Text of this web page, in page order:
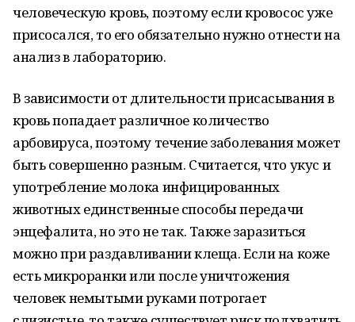
человеческую кровь, поэтому если кровосос уже
присосался, то его обязательно нужно отнести на
анализ в лабораторию.
В зависимости от длительности присасывания в
кровь попадает различное количество
арбовируса, поэтому течение заболевания может
быть совершенно разным. Считается, что укус и
употребление молока инфицированных
животных единственные способы передачи
энцефалита, но это не так. Также заразиться
можно при раздавливании клеща. Если на коже
есть микроранки или после уничтожения
человек немытыми руками потрогает